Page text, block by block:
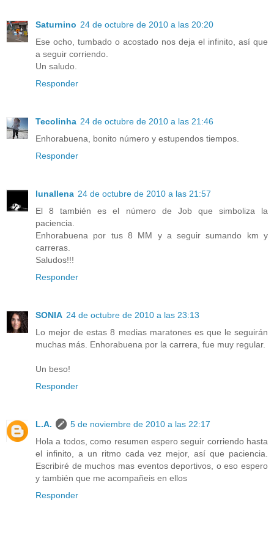
Saturnino 24 de octubre de 2010 a las 20:20
Ese ocho, tumbado o acostado nos deja el infinito, así que
a seguir corriendo.
Un saludo.
Responder
Tecolinha 24 de octubre de 2010 a las 21:46
Enhorabuena, bonito número y estupendos tiempos.
Responder
lunallena 24 de octubre de 2010 a las 21:57
El 8 también es el número de Job que simboliza la
paciencia.
Enhorabuena por tus 8 MM y a seguir sumando km y
carreras.
Saludos!!!
Responder
SONIA 24 de octubre de 2010 a las 23:13
Lo mejor de estas 8 medias maratones es que le seguirán
muchas más. Enhorabuena por la carrera, fue muy regular.
Un beso!
Responder
L.A.
5 de noviembre de 2010 a las 22:17
Hola a todos, como resumen espero seguir corriendo hasta
el infinito, a un ritmo cada vez mejor, así que paciencia.
Escribiré de muchos mas eventos deportivos, o eso espero
y también que me acompañeis en ellos
Responder